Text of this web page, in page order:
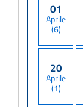
01
Aprile
(6)
20
Aprile
(1)